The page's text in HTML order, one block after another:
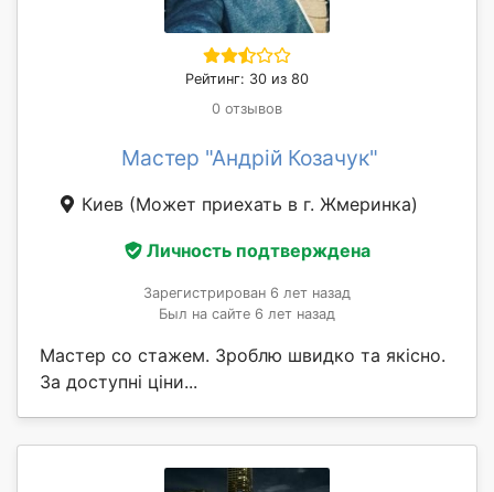
Рейтинг: 30 из 80
0 отзывов
Мастер "Андрій Козачук"
Киев (Может приехать в г. Жмеринка)
Личность подтверждена
Зарегистрирован 6 лет назад
Был на сайте 6 лет назад
Мастер со стажем. Зроблю швидко та якісно.
За доступні ціни...